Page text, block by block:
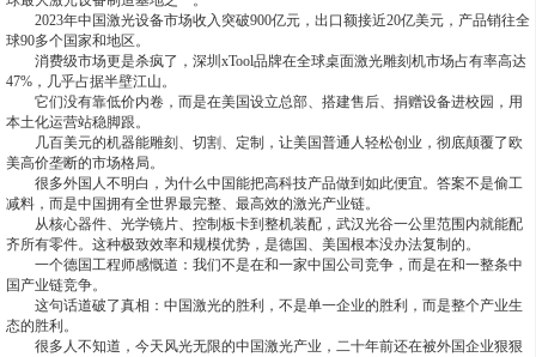
2023年中国激光设备市场收入突破900亿元，出口额接近20亿美元，产品销往全
球90多个国家和地区。
消费级市场更是杀疯了，深圳xTool品牌在全球桌面激光雕刻机市场占有率高达
47%，几乎占据半壁江山。
它们没有靠低价内卷，而是在美国设立总部、搭建售后、捐赠设备进校园，用
本土化运营站稳脚跟。
几百美元的机器能雕刻、切割、定制，让美国普通人轻松创业，彻底颠覆了欧
美高价垄断的市场格局。
很多外国人不明白，为什么中国能把高科技产品做到如此便宜。答案不是偷工
减料，而是中国拥有全世界最完整、最高效的激光产业链。
从核心器件、光学镜片、控制板卡到整机装配，武汉光谷一公里范围内就能配
齐所有零件。这种极致效率和规模优势，是德国、美国根本没办法复制的。
一个德国工程师感慨道：我们不是在和一家中国公司竞争，而是在和一整条中
国产业链竞争。
这句话道破了真相：中国激光的胜利，不是单一企业的胜利，而是整个产业生
态的胜利。
很多人不知道，今天风光无限的中国激光产业，二十年前还在被外国企业狠狠